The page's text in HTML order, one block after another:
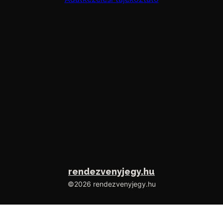
rendezvenyjegy.hu
©2026 rendezvenyjegy.hu